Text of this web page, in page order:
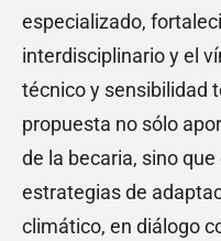
especializado,
interdisciplinario y el
técnico y sensibilidad
propuesta no sólo
de la becaria, sino
estrategias de
climático, en diálogo